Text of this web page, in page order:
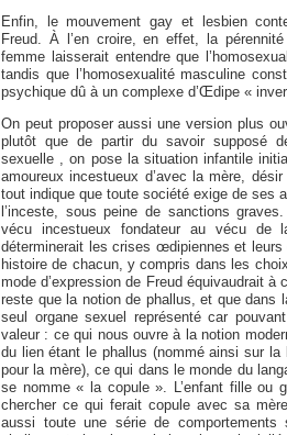
Enfin, le mouvement gay et lesbien
Freud. À l’en croire, en effet, la
femme laisserait entendre que
tandis que l’homosexualité masculine
psychique dû à un complexe d’Œdipe «
On peut proposer aussi une version plus
plutôt que de partir du savoir supposé
sexuelle , on pose la situation infantile
amoureux incestueux d’avec la mère,
tout indique que toute société exige de ses
l’inceste, sous peine de sanctions
vécu incestueux fondateur au vécu de
déterminerait les crises œdipiennes et leurs
histoire de chacun, y compris dans les
mode d’expression de Freud équivaudrait à
reste que la notion de phallus, et que dans
seul organe sexuel représenté car
valeur : ce qui nous ouvre à la notion
du lien étant le phallus (nommé ainsi sur la
pour la mère), ce qui dans le monde du
se nomme « la copule ». L’enfant fille ou
chercher ce qui ferait copule avec sa
aussi toute une série de comportements